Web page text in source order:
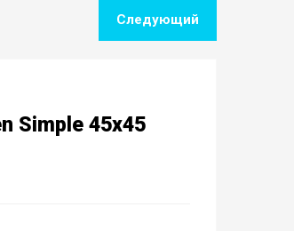
Следующий
Simple 45х45